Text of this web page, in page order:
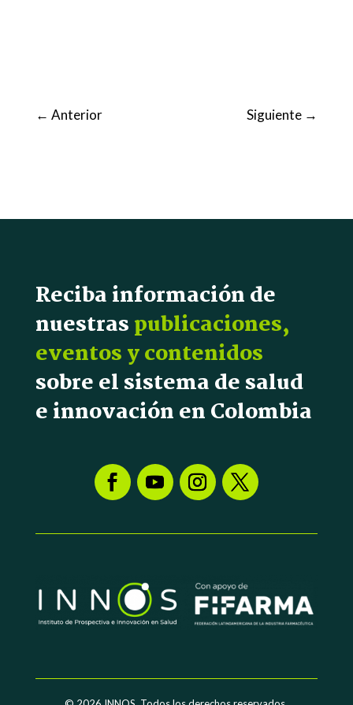
← Anterior Siguiente →
Reciba información de
nuestraspublicaciones,
eventos y contenidos
sobre el sistema de salud
e innovación en Colombia